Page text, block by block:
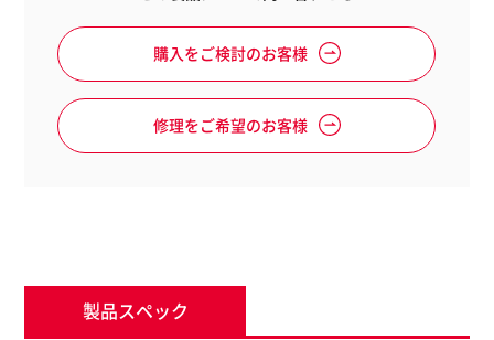
購入をご検討のお客様
修理をご希望のお客様
製品スペック